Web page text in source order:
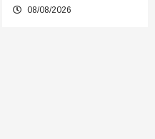
08/08/2026